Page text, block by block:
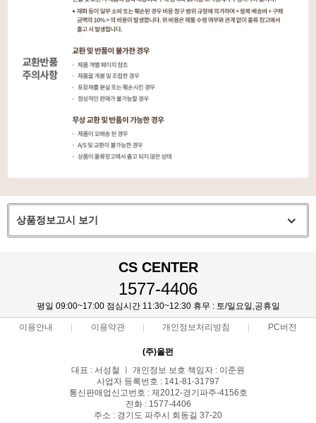
상품정보고시 보기
CS CENTER
1577-4406
평일 09:00~17:00 점심시간 11:30~12:30 휴무 : 토/일요일,공휴일
이용안내 이용약관 개인정보처리방침 PC버전
(주)올펀
대표 : 서성철 ㅣ 개인정보 보호 책임자 : 이준원
사업자 등록번호 : 141-81-31797
통신판매업신고번호 : 제2012-경기파주-4156호
전화 : 1577-4406
주소 : 경기도 파주시 회동길 37-20